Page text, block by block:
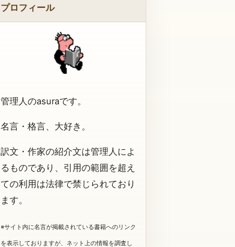
プロフィール
管理人のasuraです。
名言・格言、大好き。
訳文・作家の紹介文は管理人によ
るものであり、引用の範囲を超え
ての利用は法律で禁じられており
ます。
※サイト内に名言が掲載されている書籍へのリンク
を表示しておりますが、ネット上の情報を調査し